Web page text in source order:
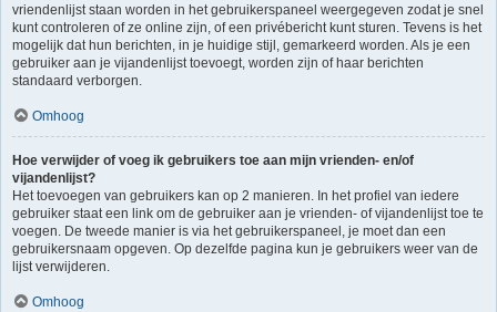
vriendenlijst staan worden in het gebruikerspaneel weergegeven zodat je snel
kunt controleren of ze online zijn, of een privébericht kunt sturen. Tevens is het
mogelijk dat hun berichten, in je huidige stijl, gemarkeerd worden. Als je een
gebruiker aan je vijandenlijst toevoegt, worden zijn of haar berichten
standaard verborgen.
Omhoog
Hoe verwijder of voeg ik gebruikers toe aan mijn vrienden- en/of
vijandenlijst?
Het toevoegen van gebruikers kan op 2 manieren. In het profiel van iedere
gebruiker staat een link om de gebruiker aan je vrienden- of vijandenlijst toe te
voegen. De tweede manier is via het gebruikerspaneel, je moet dan een
gebruikersnaam opgeven. Op dezelfde pagina kun je gebruikers weer van de
lijst verwijderen.
Omhoog